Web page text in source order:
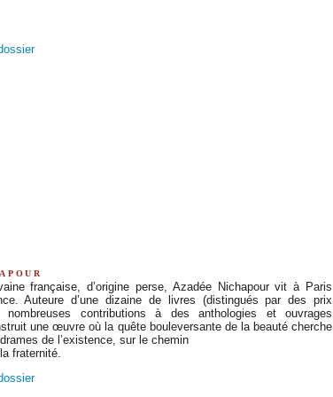
française, d’origine perse, Azadée Nichapour vit à Paris
Auteure d’une dizaine de livres (distingués par des prix
contributions à des anthologies et ouvrages
une œuvre où la quête bouleversante de la beauté cherche
de l’existence, sur le chemin
fraternité.